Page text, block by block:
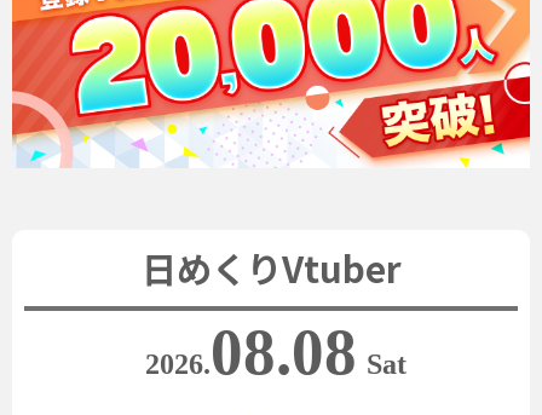
日めくりVtuber
2026.08.08 Sat